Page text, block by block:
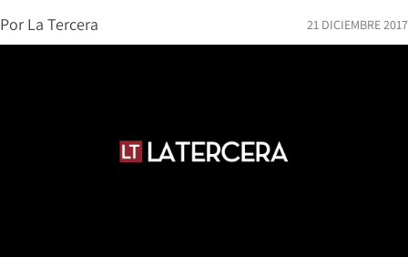
Por La Tercera 21 DICIEMBRE 2017